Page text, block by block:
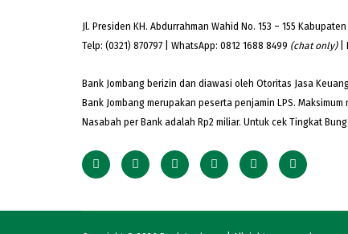
Jl. Presiden KH. Abdurrahman Wahid No. 153 – 155
Telp: (0321) 870797 | WhatsApp: 0812 1688 8499 (chat only)|
Bank Jombang berizin dan diawasi oleh Otoritas Jasa
Bank Jombang merupakan peserta penjamin LPS.
Nasabah per Bank adalah Rp2 miliar. Untuk cek Tingkat